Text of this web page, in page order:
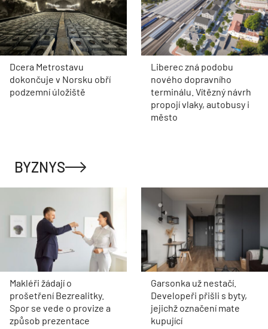
Dcera Metrostavu
dokončuje v Norsku obří
podzemní úložiště
Liberec zná podobu
nového dopravního
terminálu. Vítězný návrh
propojí vlaky, autobusy i
město
BYZNYS
Makléři žádají o
prošetření Bezrealitky.
Spor se vede o provize a
způsob prezentace
Garsonka už nestačí.
Developeři přišli s byty,
jejichž označení mate
kupující